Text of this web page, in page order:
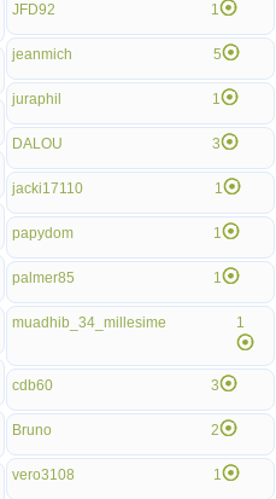
JFD92 1
jeanmich 5
juraphil 1
DALOU 3
jacki17110 1
papydom 1
palmer85 1
muadhib_34_millesime 1
cdb60 3
Bruno 2
vero3108 1